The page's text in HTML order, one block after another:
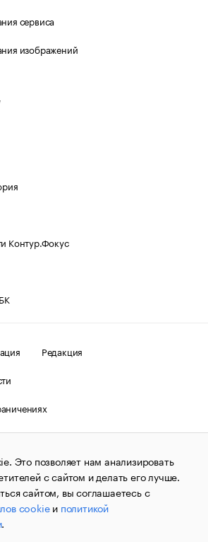
сервиса
изображений
Контур.Фокус
Редакция
О соблюдении авторских прав
1995–2026.Сообщения
агентства «РБК»
службой по надзору в сфере
технологий и массовых
09.12.2015 за номером ИА
пометкой «РБК». Отдельные
информацию,
Это позволяет нам анализировать
с сайтом и делать его лучше.
сайтом, вы соглашаетесь с
cookieи политикой
.